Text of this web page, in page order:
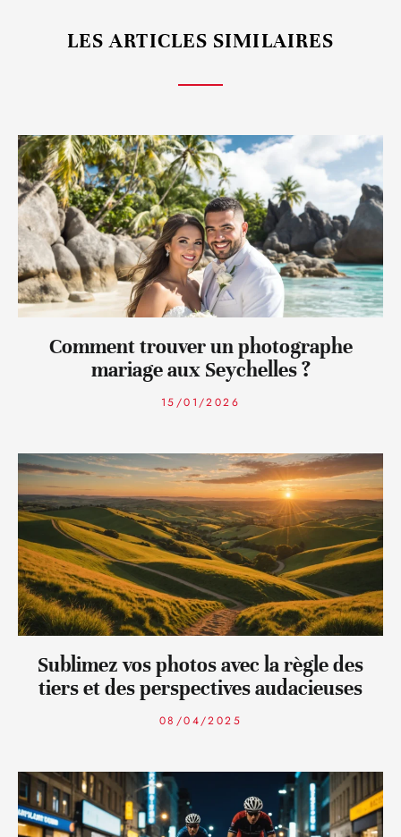
LES ARTICLES SIMILAIRES
Comment trouver un photographe
mariage aux Seychelles ?
15/01/2026
Sublimez vos photos avec la règle des
tiers et des perspectives audacieuses
08/04/2025